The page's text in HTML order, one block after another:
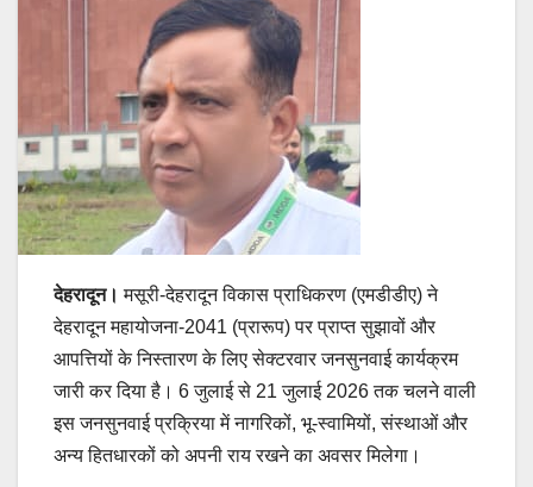
देहरादून। मसूरी-देहरादून विकास प्राधिकरण (एमडीडीए) ने
देहरादून महायोजना-2041 (प्रारूप) पर प्राप्त सुझावों और
आपत्तियों के निस्तारण के लिए सेक्टरवार जनसुनवाई कार्यक्रम
जारी कर दिया है। 6 जुलाई से 21 जुलाई 2026 तक चलने वाली
इस जनसुनवाई प्रक्रिया में नागरिकों, भू-स्वामियों, संस्थाओं और
अन्य हितधारकों को अपनी राय रखने का अवसर मिलेगा।